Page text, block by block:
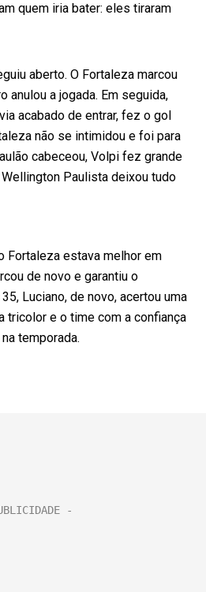
quem iria bater: eles tiraram
aberto. O Fortaleza marcou
anulou a jogada. Em seguida,
acabado de entrar, fez o gol
não se intimidou e foi para
cabeceou, Volpi fez grande
Paulista deixou tudo
Fortaleza estava melhor em
de novo e garantiu o
Luciano, de novo, acertou uma
tricolor e o time com a confiança
temporada.